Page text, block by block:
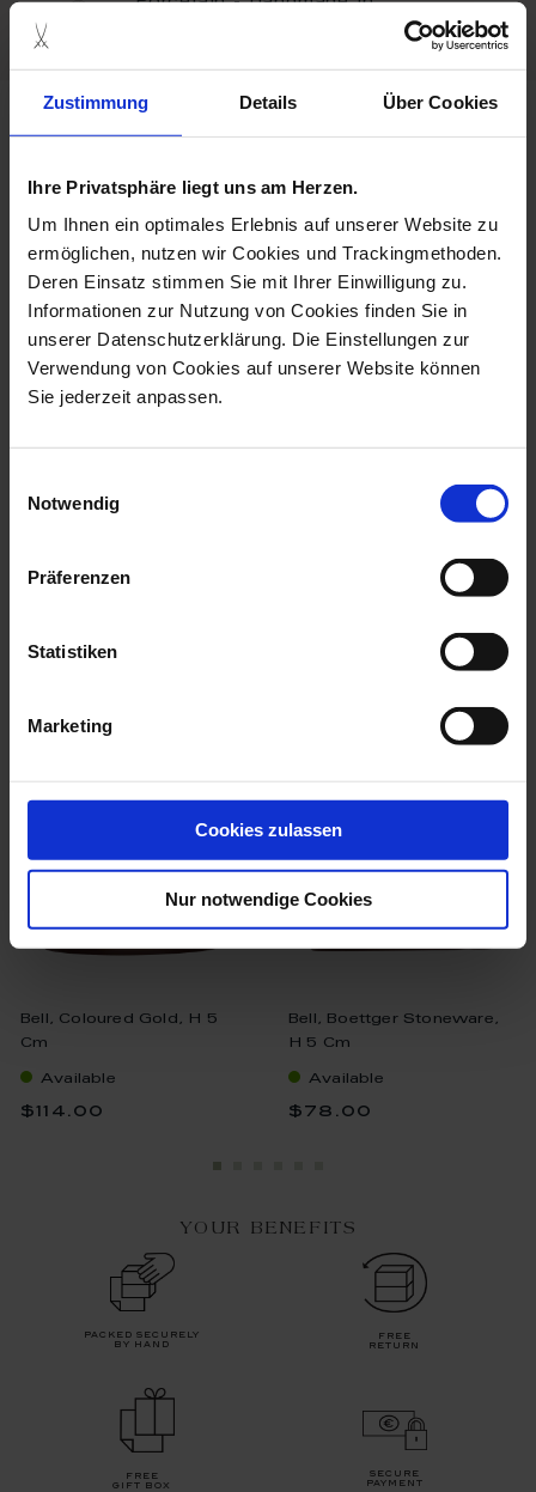
Zustimmung Details Über Cookies
Ihre Privatsphäre liegt uns am Herzen.
Um Ihnen ein optimales Erlebnis auf unserer Website zu
ermöglichen, nutzen wir Cookies und Trackingmethoden.
Deren Einsatz stimmen Sie mit Ihrer Einwilligung zu.
Informationen zur Nutzung von Cookies finden Sie in
unserer Datenschutzerklärung. Die Einstellungen zur
Verwendung von Cookies auf unserer Website können
Sie jederzeit anpassen.
Notwendig
Präferenzen
Statistiken
Marketing
Cookies zulassen
Nur notwendige Cookies
more products from the tree
Gold, Go...
$343.00
Ornament, Guardian
Bell, Coloured Gold, H 5
Cm
Available
$114.00
Bell, Boettger Stoneware,
H 5 Cm
Available
$78.00
YOUR BENEFITS
packed securely
by hand
free
return
free
gift box
secure
payment